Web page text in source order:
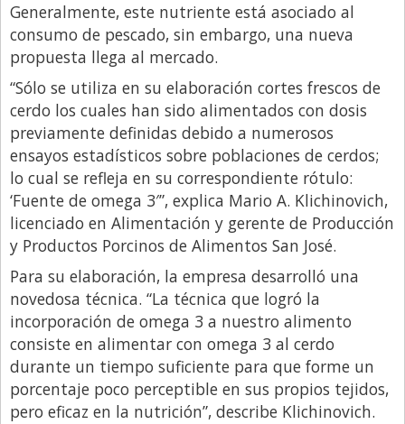
Legales
Libro de Quejas
Medios
Millonarios
Minuto Lanzamiento
Negocios
Opinion
País
Publicidad y Marketing
Real Estate y Propiedades
Responsabilidad Social
Salidas
Generalmente, este nutriente está asociado al
consumo de pescado, sin embargo, una nueva
propuesta llega al mercado.
“Sólo se utiliza en su elaboración cortes frescos de
cerdo los cuales han sido alimentados con dosis
previamente definidas debido a numerosos
ensayos estadísticos sobre poblaciones de cerdos;
lo cual se refleja en su correspondiente rótulo:
‘Fuente de omega 3′”, explica Mario A. Klichinovich,
licenciado en Alimentación y gerente de Producción
y Productos Porcinos de Alimentos San José.
Para su elaboración, la empresa desarrolló una
novedosa técnica. “La técnica que logró la
incorporación de omega 3 a nuestro alimento
consiste en alimentar con omega 3 al cerdo
durante un tiempo suficiente para que forme un
porcentaje poco perceptible en sus propios tejidos,
pero eficaz en la nutrición”, describe Klichinovich.